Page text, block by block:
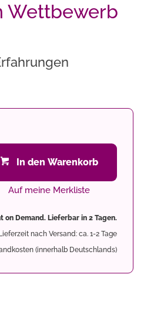
Wettbewerb
In den Warenkorb
Auf meine Merkliste
on Demand. Lieferbar in 2 Tagen.
nach Versand: ca. 1-2 Tage
(innerhalb Deutschlands)